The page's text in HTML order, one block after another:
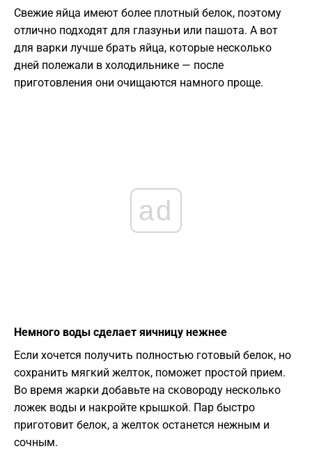
Свежие яйца имеют более плотный белок, поэтому
отлично подходят для глазуньи или пашота. А вот
для варки лучше брать яйца, которые несколько
дней полежали в холодильнике — после
приготовления они очищаются намного проще.
ad
Немного воды сделает яичницу нежнее
Если хочется получить полностью готовый белок, но
сохранить мягкий желток, поможет простой прием.
Во время жарки добавьте на сковороду несколько
ложек воды и накройте крышкой. Пар быстро
приготовит белок, а желток останется нежным и
сочным.